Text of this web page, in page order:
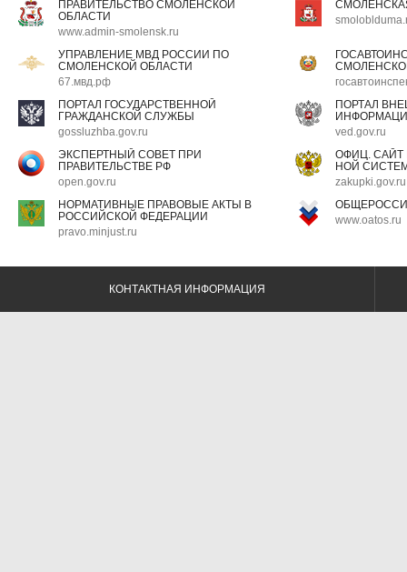
ПРАВИТЕЛЬСТВО СМОЛЕНСКОЙ
ОБЛАСТИ
www.admin-smolensk.ru
УПРАВЛЕНИЕ МВД РОССИИ ПО
СМОЛЕНСКОЙ ОБЛАСТИ
67.мвд.рф
ПОРТАЛ ГОСУДАРСТВЕННОЙ
ГРАЖДАНСКОЙ СЛУЖБЫ
gossluzhba.gov.ru
ПОРТАЛ
ved.gov.ru
ЭКСПЕРТНЫЙ СОВЕТ ПРИ
ПРАВИТЕЛЬСТВЕ РФ
open.gov.ru
ОФИЦ.
НОЙ
zakupki.gov.ru
НОРМАТИВНЫЕ ПРАВОВЫЕ АКТЫ В
РОССИЙСКОЙ ФЕДЕРАЦИИ
pravo.minjust.ru
www.oatos.ru
КОНТАКТНАЯ ИНФОРМАЦИЯ